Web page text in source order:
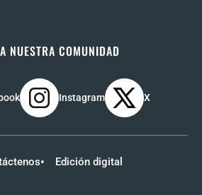
NUESTRA COMUNIDAD
Instagram X
Edición digital